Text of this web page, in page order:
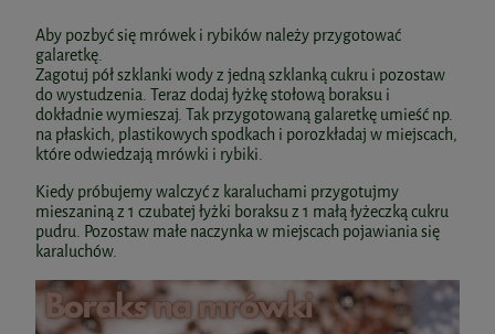
Aby pozbyć się mrówek i rybików należy przygotować
galaretkę.
Zagotuj pół szklanki wody z jedną szklanką cukru i pozostaw
do wystudzenia. Teraz dodaj łyżkę stołową boraksu i
dokładnie wymieszaj. Tak przygotowaną galaretkę umieść np.
na płaskich, plastikowych spodkach i porozkładaj w miejscach,
które odwiedzają mrówki i rybiki.
Kiedy próbujemy walczyć z karaluchami przygotujmy
mieszaniną z 1 czubatej łyżki boraksu z 1 małą łyżeczką cukru
pudru. Pozostaw małe naczynka w miejscach pojawiania się
karaluchów.